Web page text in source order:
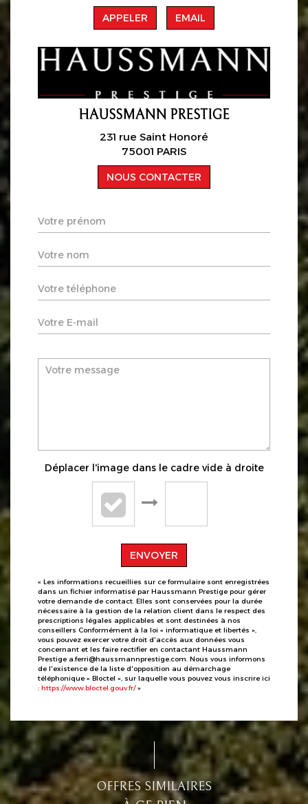
APPELER EMAIL
HAUSSMANN PRESTIGE
231 rue Saint Honoré
75001 PARIS
NOUS CONTACTER
Déplacer l'image dans le cadre vide à droite
ENVOYER
« Les informations recueillies sur ce formulaire sont enregistrées
dans un fichier informatisé par Haussmann Prestige pour gérer
votre demande de contact. Elles sont conservées pour la durée
nécessaire à la gestion de la relation client dans le respect des
prescriptions légales applicables et sont destinées à nos
conseillers Conformément à la loi « informatique et libertés »,
vous pouvez exercer votre droit d'accès aux données vous
concernant et les faire rectifier en contactant Haussmann
Prestige a.ferri@haussmannprestige.com. Nous vous informons
de l'existence de la liste d'opposition au démarchage
téléphonique « Bloctel », sur laquelle vous pouvez vous inscrire ici
: https://www.bloctel.gouv.fr/»
OFFRES SIMILAIRES